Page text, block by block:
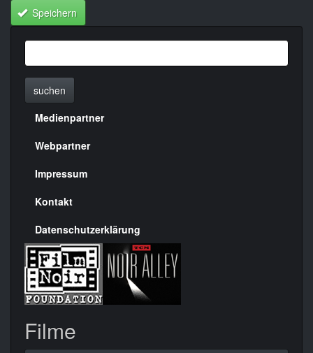
Speichern
suchen
Menülinks
rechte
Seite
Medienpartner
Webpartner
Impressum
Kontakt
Datenschutzerklärung
Filme